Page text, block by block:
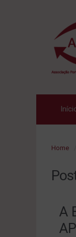
Home
A